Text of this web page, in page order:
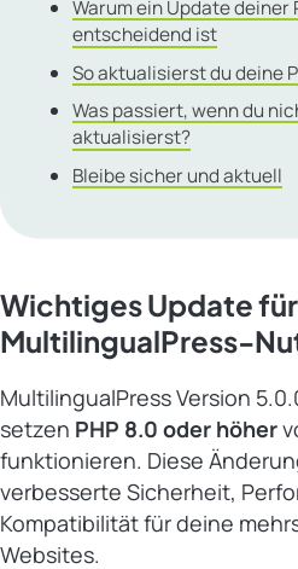
Warum ein Update deiner
entscheidend ist
So aktualisierst du deine
Was passiert, wenn du
aktualisierst?
Bleibe sicher und aktuell
Wichtiges Update für
MultilingualPress-
MultilingualPress Version
setzen PHP 8.0 oder höher
funktionieren. Diese
verbesserte Sicherheit,
Kompatibilität für deine
Websites.